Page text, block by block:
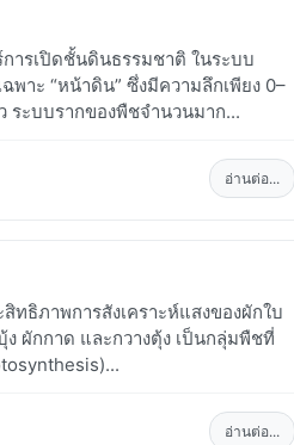
ารเปิดชั้นดินธรรมชาติ ในระบบ
พาะ “หน้าดิน” ซึ่งมีความลึกเพียง 0–
ระบบรากของพืชจำนวนมาก...
อ่านต่อ...
ทธิภาพการสังเคราะห์แสงของผักใบ
ง ผักกาด และกวางตุ้ง เป็นกลุ่มพืชที่
อ่านต่อ...